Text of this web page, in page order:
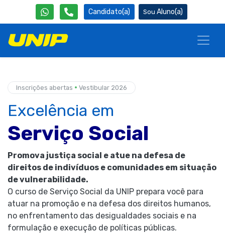
Candidato(a) Aluno(a)
Inscrições abertas • Vestibular 2026
Excelência em
Serviço Social
Promova justiça social e atue na defesa de
direitos de indivíduos e comunidades em situação
de vulnerabilidade.
O curso de Serviço Social da UNIP prepara você para
atuar na promoção e na defesa dos direitos humanos,
no enfrentamento das desigualdades sociais e na
formulação e execução de políticas públicas.